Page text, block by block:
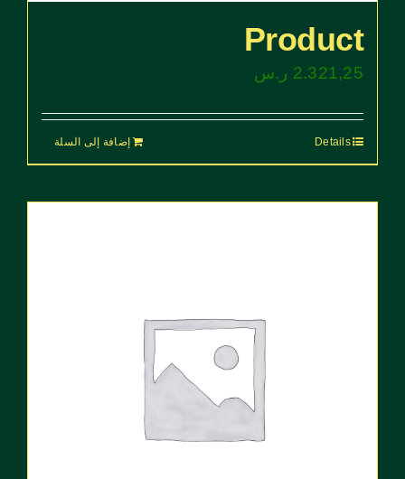
Product
2.321,25 ر.س
إضافة إلى السلة Details